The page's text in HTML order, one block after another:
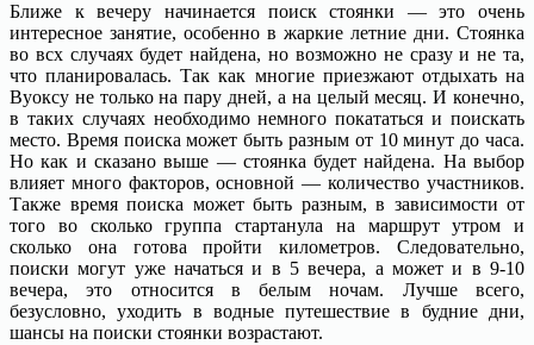
Ближе к вечеру начинается поиск стоянки — это очень
интересное занятие, особенно в жаркие летние дни. Стоянка
во всх случаях будет найдена, но возможно не сразу и не та,
что планировалась. Так как многие приезжают отдыхать на
Вуоксу не только на пару дней, а на целый месяц. И конечно,
в таких случаях необходимо немного покататься и поискать
место. Время поиска может быть разным от 10 минут до часа.
Но как и сказано выше — стоянка будет найдена. На выбор
влияет много факторов, основной — количество участников.
Также время поиска может быть разным, в зависимости от
того во сколько группа стартанула на маршрут утром и
сколько она готова пройти километров. Следовательно,
поиски могут уже начаться и в 5 вечера, а может и в 9-10
вечера, это относится в белым ночам. Лучше всего,
безусловно, уходить в водные путешествие в будние дни,
шансы на поиски стоянки возрастают.